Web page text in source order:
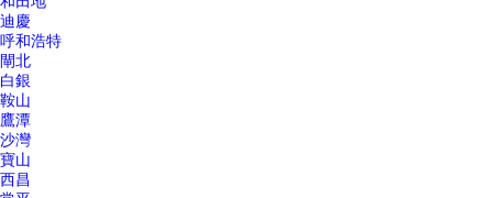
迪慶
呼和浩特
閘北
白銀
鞍山
鷹潭
沙灣
寶山
西昌